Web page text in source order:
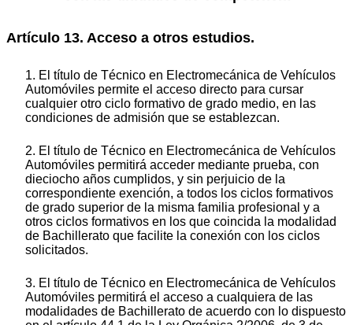
Artículo 13. Acceso a otros estudios.
1. El título de Técnico en Electromecánica de Vehículos
Automóviles permite el acceso directo para cursar
cualquier otro ciclo formativo de grado medio, en las
condiciones de admisión que se establezcan.
2. El título de Técnico en Electromecánica de Vehículos
Automóviles permitirá acceder mediante prueba, con
dieciocho años cumplidos, y sin perjuicio de la
correspondiente exención, a todos los ciclos formativos
de grado superior de la misma familia profesional y a
otros ciclos formativos en los que coincida la modalidad
de Bachillerato que facilite la conexión con los ciclos
solicitados.
3. El título de Técnico en Electromecánica de Vehículos
Automóviles permitirá el acceso a cualquiera de las
modalidades de Bachillerato de acuerdo con lo dispuesto